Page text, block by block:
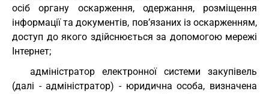
осіб органу оскарження, одержання, розміщення
інформації та документів, пов’язаних із оскарженням,
доступ до якого здійснюється за допомогою мережі
Інтернет;
адміністратор електронної системи закупівель
(далі - адміністратор) - юридична особа, визначена